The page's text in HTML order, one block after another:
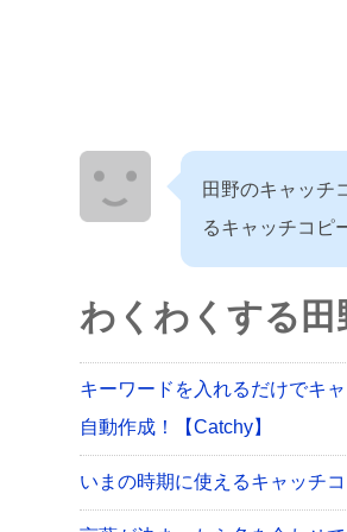
田野のキャッチ
るキャッチコピ
わくわくする
キーワードを入れるだけでキ
自動作成！【Catchy】
いまの時期に使えるキャッチ